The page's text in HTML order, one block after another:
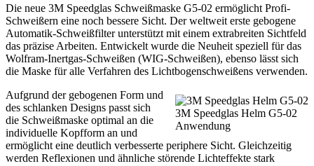
Die neue 3M Speedglas Schweißmaske G5-02 ermöglicht Profi-
Schweißern eine noch bessere Sicht. Der weltweit erste gebogene
Automatik-Schweißfilter unterstützt mit einem extrabreiten Sichtfeld
das präzise Arbeiten. Entwickelt wurde die Neuheit speziell für das
Wolfram-Inertgas-Schweißen (WIG-Schweißen), ebenso lässt sich
die Maske für alle Verfahren des Lichtbogenschweißens verwenden.
3M Speedglas Helm G5-02
Anwendung
Aufgrund der gebogenen Form und
des schlanken Designs passt sich
die Schweißmaske optimal an die
individuelle Kopfform an und
ermöglicht eine deutlich verbesserte periphere Sicht. Gleichzeitig
werden Reflexionen und ähnliche störende Lichteffekte stark